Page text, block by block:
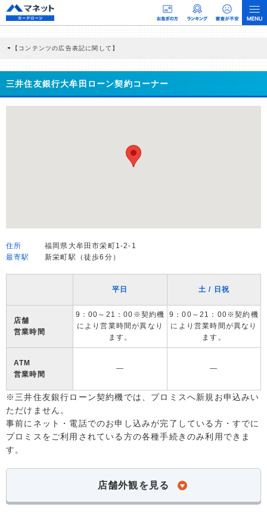
【コンテンツの広告表記に関して】
商品を根拠なくPRするものではなく、当編集部の調査／ユーザーへの口コミ収集な
どに基づき、公平性を担保した情報提供を行っています。
>提携企業一覧
三井住友銀行大牟田ローン契約コーナー
住所
福岡県大牟田市栄町1-2-1
最寄駅
新栄町駅（徒歩6分）
平日 土 / 日祝
店舗
営業時間
9：00～21：00※契約機
により営業時間が異なり
ます。
9：00～21：00※契約機
により営業時間が異なり
ます。
ATM
営業時間
― ―
※三井住友銀行ローン契約機では、プロミスへ新規お申込みい
ただけません。
事前にネット・電話でのお申し込みが完了している方・すでに
プロミスをご利用されている方の各種手続きのみ利用できま
す。
店舗外観を見る